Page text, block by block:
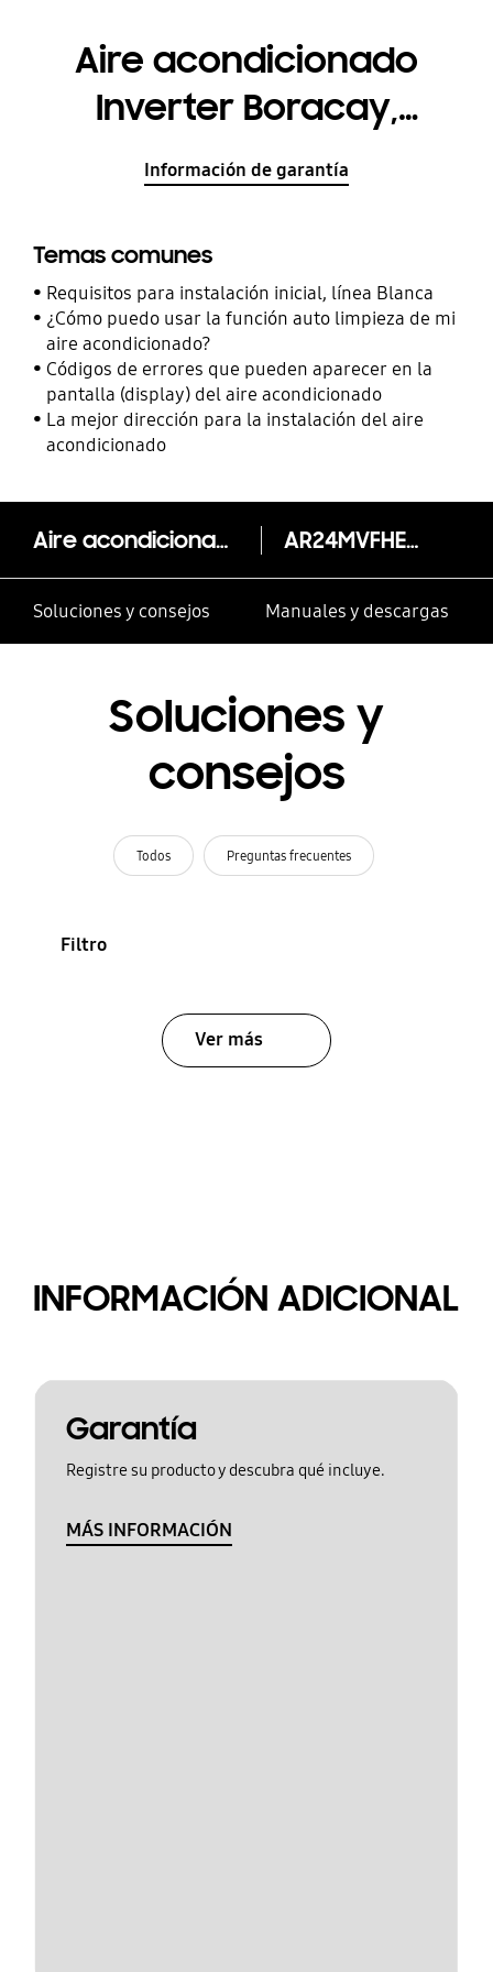
Aire acondicionado
Inverter Boracay,
AR24MVFHEWK
Información de garantía
Temas comunes
Requisitos para instalación inicial, línea Blanca
¿Cómo puedo usar la función auto limpieza de mi
aire acondicionado?
Códigos de errores que pueden aparecer en la
pantalla (display) del aire acondicionado
La mejor dirección para la instalación del aire
acondicionado
Aire acondicionado Inverter Boracay, AR24MVFHEWK AR24MVFHEWK/AX
Soluciones y consejos Manuales y descargas
Soluciones y
consejos
Todos Preguntas frecuentes
Filtro
Ver más
INFORMACIÓN ADICIONAL
Garantía
Registre su producto y descubra qué incluye.
MÁS INFORMACIÓN